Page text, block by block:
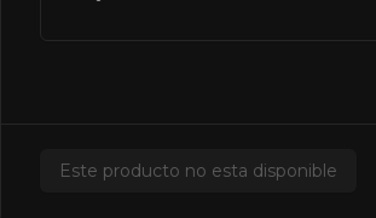
$600
Este producto no esta disponible